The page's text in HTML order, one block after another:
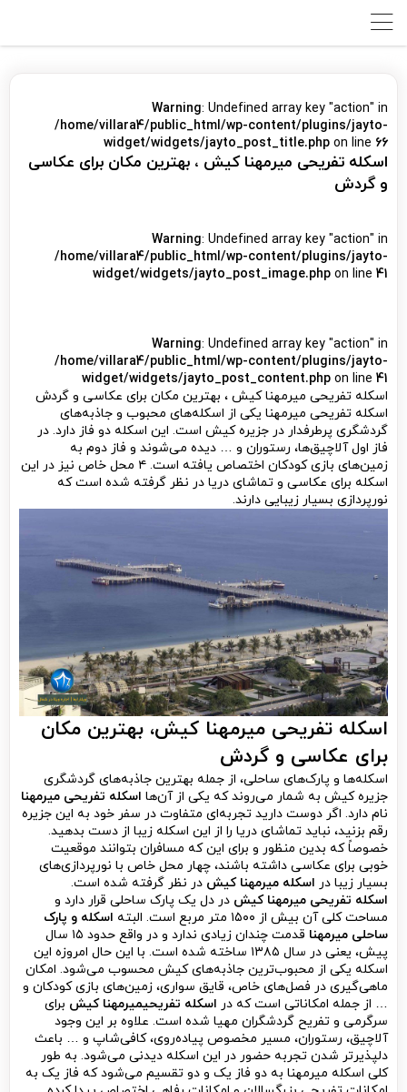
Warning: Undefined array key "action" in
/home/villara4/public_html/wp-content/plugins/jayto-
widget/widgets/jayto_post_title.php on line 66
اسکله تفریحی میرمهنا کیش ، بهترین مکان برای عکاسی
و گردش
Warning: Undefined array key "action" in
/home/villara4/public_html/wp-content/plugins/jayto-
widget/widgets/jayto_post_image.php on line 41
Warning: Undefined array key "action" in
/home/villara4/public_html/wp-content/plugins/jayto-
widget/widgets/jayto_post_content.php on line 41
اسکله تفریحی میرمهنا کیش ، بهترین مکان برای عکاسی و گردش
اسکله تفریحی میرمهنا یکی از اسکله‌های محبوب و جاذبه‌های
گردشگری پرطرفدار در جزیره کیش است. این اسکله دو فاز دارد. در
فاز اول آلاچیق‌ها، رستوران و … دیده می‌شوند و فاز دوم به
زمین‌های بازی کودکان اختصاص یافته است. ۴ محل خاص نیز در این
اسکله برای عکاسی و تماشای دریا در نظر گرفته شده است که
نورپردازی بسیار زیبایی دارند.
اسکله تفریحی میرمهنا کیش، بهترین مکان
برای عکاسی و گردش
اسکله‌ها و پارک‌های ساحلی، از جمله بهترین جاذبه‌های گردشگری
جزیره کیش به شمار می‌روند که یکی از آن‌ها اسکله تفریحی میرمهنا
نام دارد. اگر دوست دارید تجربه‌ای متفاوت در سفر خود به این جزیره
رقم بزنید، نباید تماشای دریا را از این اسکله زیبا از دست بدهید.
خصوصاً که بدین منظور و برای این که مسافران بتوانند موقعیت
خوبی برای عکاسی داشته باشند، چهار محل خاص با نورپردازی‌های
بسیار زیبا در اسکله میرمهنا کیش در نظر گرفته شده است.
اسکله تفریحی میرمهنا کیش در دل یک پارک ساحلی قرار دارد و
مساحت کلی آن بیش از ۱۵۰۰ متر مربع است. البته
اسکله و پارک
ساحلی میرمهنا
قدمت چندان زیادی ندارد و در واقع حدود ۱۵ سال
پیش، یعنی در سال ۱۳۸۵ ساخته شده است. با این حال امروزه این
اسکله یکی از محبوب‌ترین جاذبه‌های کیش محسوب می‌شود. امکان
ماهی‌گیری در فص‍ل‌های خاص، قایق سواری، زمین‌های بازی کودکان و
… از جمله امکاناتی است که در اسکله تفریحیمیرمهنا کیش برای
سرگرمی و تفریح گردشگران مهیا شده است. علاوه بر این وجود
آلاچیق، رستوران، مسیر مخصوص پیاده‌روی، کافی‌شاپ و … باعث
دلپذیرتر شدن تجربه حضور در این اسکله دیدنی می‌شود. به طور
کلی اسکله میرمهنا به دو فاز یک و دو تقسیم می‌شود که فاز یک به